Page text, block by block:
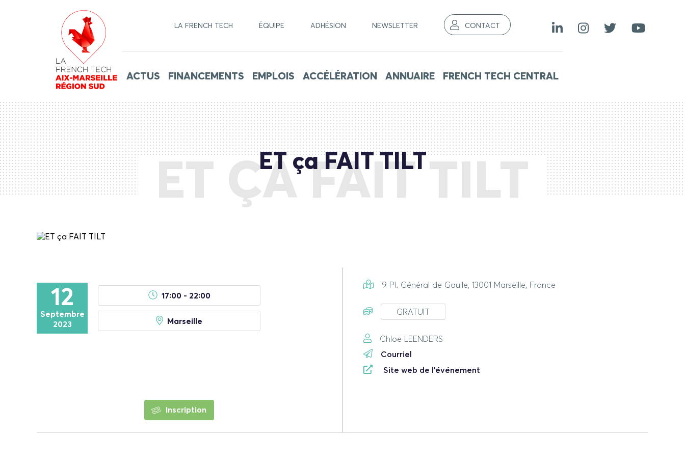
LA FRENCH TECH ÉQUIPE ADHÉSION NEWSLETTER CONTACT
ACTUS FINANCEMENTS EMPLOIS ACCÉLÉRATION ANNUAIRE FRENCH TECH CENTRAL
ET ÇA FAIT TILT
ET ça FAIT TILT
12
Septembre
2023
17:00 - 22:00
Marseille
Inscription
9 Pl. Général de Gaulle, 13001 Marseille, France
GRATUIT
Chloe LEENDERS
Courriel
Site web de l'événement